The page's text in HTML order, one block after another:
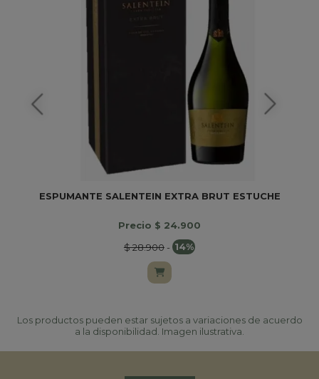
ESPUMANTE SALENTEIN EXTRA BRUT ESTUCHE
Precio $ 24.900
$ 28.900- 14%
Los productos pueden estar sujetos a variaciones de acuerdo
a la disponibilidad. Imagen ilustrativa.